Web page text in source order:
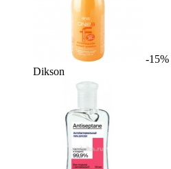
-15%
Dikson